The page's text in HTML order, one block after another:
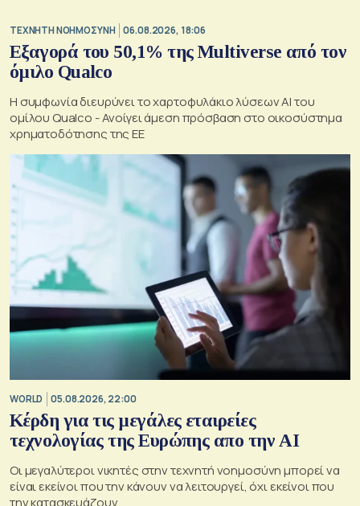
TΕΧΝΗΤΗ ΝΟΗΜΟΣΥΝΗ 06.08.2026, 18:06
Εξαγορά του 50,1% της Multiverse από τον
όμιλο Qualco
Η συμφωνία διευρύνει το χαρτοφυλάκιο λύσεων ΑΙ του
ομίλου Qualco - Ανοίγει άμεση πρόσβαση στο οικοσύστημα
χρηματοδότησης της ΕΕ
WORLD 05.08.2026, 22:00
Κέρδη για τις μεγάλες εταιρείες
τεχνολογίας της Ευρώπης απο την AI
Οι μεγαλύτεροι νικητές στην τεχνητή νοημοσύνη μπορεί να
είναι εκείνοι που την κάνουν να λειτουργεί, όχι εκείνοι που
την κατασκευάζουν